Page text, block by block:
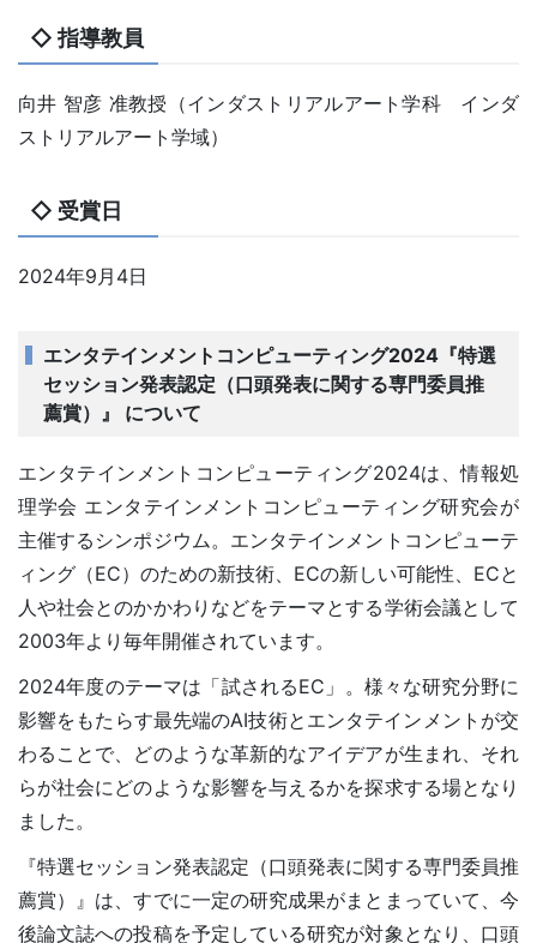
◇ 指導教員
向井 智彦 准教授（インダストリアルアート学科 インダ
ストリアルアート学域）
◇ 受賞日
2024年9月4日
エンタテインメントコンピューティング2024『特選
セッション発表認定（口頭発表に関する専門委員推
薦賞）』 について
エンタテインメントコンピューティング2024は、情報処
理学会 エンタテインメントコンピューティング研究会が
主催するシンポジウム。エンタテインメントコンピューテ
ィング（EC）のための新技術、ECの新しい可能性、ECと
人や社会とのかかわりなどをテーマとする学術会議として
2003年より毎年開催されています。
2024年度のテーマは「試されるEC」。様々な研究分野に
影響をもたらす最先端のAI技術とエンタテインメントが交
わることで、どのような革新的なアイデアが生まれ、それ
らが社会にどのような影響を与えるかを探求する場となり
ました。
『特選セッション発表認定（口頭発表に関する専門委員推
薦賞）』は、すでに一定の研究成果がまとまっていて、今
後論文誌への投稿を予定している研究が対象となり、口頭